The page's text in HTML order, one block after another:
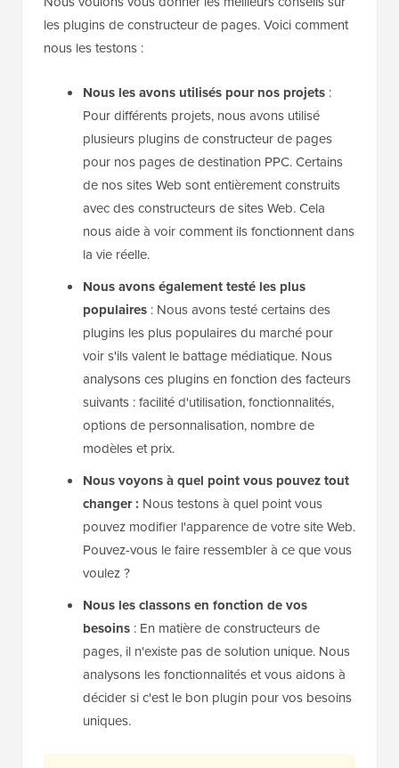
les plugins de constructeur de pages. Voici comment
nous les testons :
Nous les avons utilisés pour nos projets :
Pour différents projets, nous avons utilisé
plusieurs plugins de constructeur de pages
pour nos pages de destination PPC. Certains
de nos sites Web sont entièrement construits
avec des constructeurs de sites Web. Cela
nous aide à voir comment ils fonctionnent dans
la vie réelle.
Nous avons également testé les plus
populaires : Nous avons testé certains des
plugins les plus populaires du marché pour
voir s'ils valent le battage médiatique. Nous
analysons ces plugins en fonction des facteurs
suivants : facilité d'utilisation, fonctionnalités,
options de personnalisation, nombre de
modèles et prix.
Nous voyons à quel point vous pouvez tout
changer : Nous testons à quel point vous
pouvez modifier l'apparence de votre site Web.
Pouvez-vous le faire ressembler à ce que vous
voulez ?
Nous les classons en fonction de vos
besoins : En matière de constructeurs de
pages, il n'existe pas de solution unique. Nous
analysons les fonctionnalités et vous aidons à
décider si c'est le bon plugin pour vos besoins
uniques.